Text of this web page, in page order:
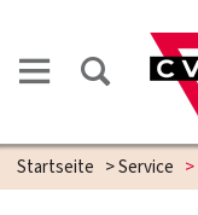
Startseite >Service >